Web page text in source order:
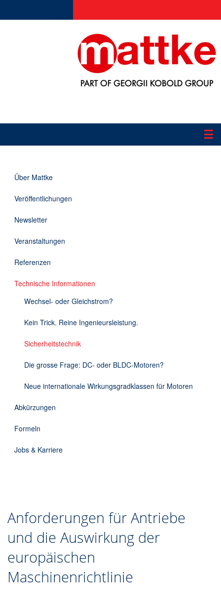
☰
Applikationen
Informationen
Downloads
Kontakt
Über Mattke
Veröffentlichungen
Newsletter
Veranstaltungen
Referenzen
Technische Informationen
Wechsel- oder Gleichstrom?
Kein Trick. Reine Ingenieursleistung.
Sicherheitstechnik
Die grosse Frage: DC- oder BLDC-Motoren?
Neue internationale Wirkungsgradklassen für Motoren
Abkürzungen
Formeln
Jobs & Karriere
Anforderungen für Antriebe
und die Auswirkung der
europäischen
Maschinenrichtlinie